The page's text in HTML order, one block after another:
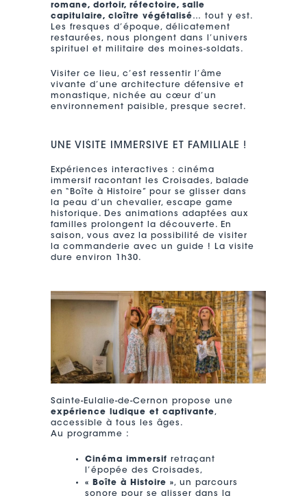
romane, dortoir, réfectoire, salle
capitulaire, cloître végétalisé… tout y est.
Les fresques d’époque, délicatement
restaurées, nous plongent dans l’univers
spirituel et militaire des moines-soldats.
Visiter ce lieu, c’est ressentir l’âme
vivante d’une architecture défensive et
monastique, nichée au cœur d’un
environnement paisible, presque secret.
UNE VISITE IMMERSIVE ET FAMILIALE !
Expériences interactives : cinéma
immersif racontant les Croisades, balade
en “Boîte à Histoire” pour se glisser dans
la peau d’un chevalier, escape game
historique. Des animations adaptées aux
familles prolongent la découverte. En
saison, vous avez la possibilité de visiter
la commanderie avec un guide ! La visite
dure environ 1h30.
Sainte-Eulalie-de-Cernon propose une
expérience ludique et captivante,
accessible à tous les âges.
Au programme :
Cinéma immersif retraçant
l’épopée des Croisades,
« Boîte à Histoire », un parcours
sonore pour se glisser dans la